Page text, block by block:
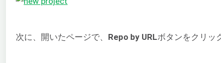
次に、開いたページで、 Repo by URLボタンをクリッ